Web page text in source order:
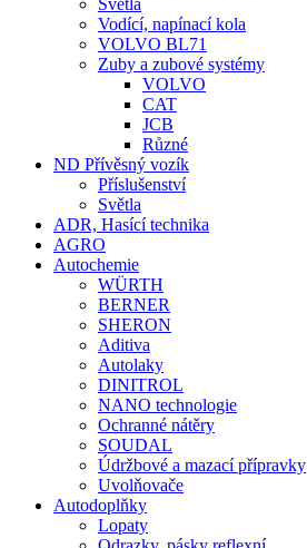
Světla
Vodící, napínací kola
VOLVO BL71
Zuby a zubové systémy
VOLVO
CAT
JCB
Různé
ND Přívěsný vozík
Příslušenství
Světla
ADR, Hasící technika
AGRO
Autochemie
WÜRTH
BERNER
SHERON
Aditiva
Autolaky
DINITROL
NANO technologie
Ochranné nátěry
SOUDAL
Údržbové a mazací přípravky
Uvolňovače
Autodoplňky
Lopaty